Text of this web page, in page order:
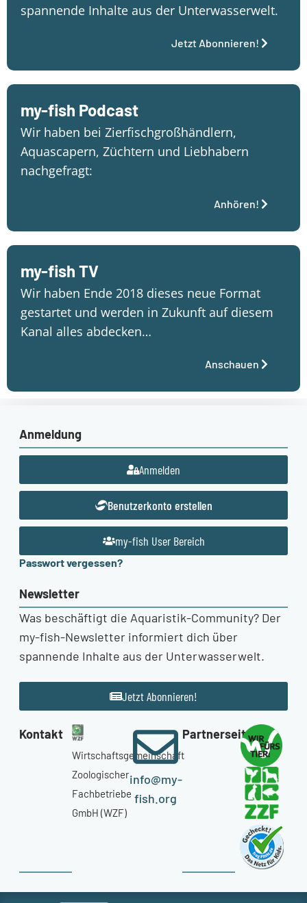
spannende Inhalte aus der Unterwasserwelt.
Jetzt Abonnieren!
my-fish Podcast
Wir haben bei Zierfischgroßhändlern,
Aquascapern, Züchtern und Liebhabern
nachgefragt:
Anhören!
my-fish TV
Wir haben Ende 2018 dieses neue Format
gestartet und werden in Zukunft auf diesem
Kanal alles abdecken…
Anschauen
Anmeldung
Anmelden
Benutzerkonto erstellen
my-fish User Bereich
Passwort vergessen?
Newsletter
Was beschäftigt die Aquaristik-Community? Der
my-fish-Newsletter informiert dich über
spannende Inhalte aus der Unterwasserwelt.
Jetzt Abonnieren!
Kontakt
Wirtschaftsgemeinschaft
Zoologischer
Fachbetriebe
GmbH (WZF)
info@my-
fish.org
Partnerseiten